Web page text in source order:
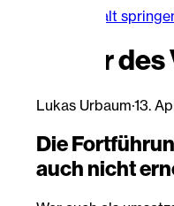
Zum Hauptinhalt
Dauer
Lukas Urbaum·13.
Die
auch nicht